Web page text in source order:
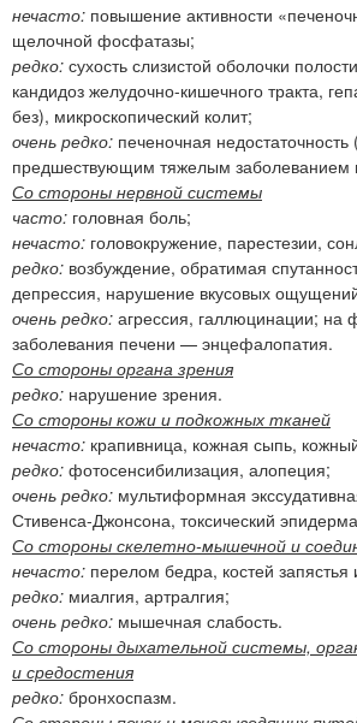
нечасто: повышение активности
щелочной фосфатазы;
редко: сухость слизистой оболочки
кандидоз желудочно-кишечного тракта,
без), микроскопический колит;
очень редко: печеночная недостаточность
предшествующим тяжелым заболеванием
Со стороны нервной системы
часто: головная боль;
нечасто: головокружение, парестезии,
редко: возбуждение, обратимая
депрессия, нарушение вкусовых
очень редко: агрессия, галлюцинации; на
заболевания печени — энцефалопатия.
Со стороны органа зрения
редко: нарушение зрения.
Со стороны кожи и подкожных тканей
нечасто: крапивница, кожная сыпь,
редко: фотосенсибилизация, алопеция;
очень редко: мультиформная
Стивенса-Джонсона, токсический
Со стороны скелетно-мышечной и
нечасто: перелом бедра, костей запястья
редко: миалгия, артралгия;
очень редко: мышечная слабость.
Со стороны дыхательной системы,
и средостения
редко: бронхоспазм.